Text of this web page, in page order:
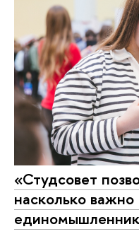
«Студсовет
насколько